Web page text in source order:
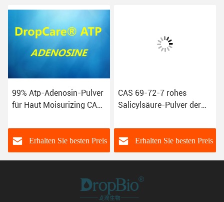
99% Atp-Adenosin-Pulver
für Haut Moisurizing CAS
Erhalten Sie besten Preis
CAS 69-72-7 rohes
Salicylsäure-Pulver der
SA für Akne-Pflege
Erhalten Sie besten Preis